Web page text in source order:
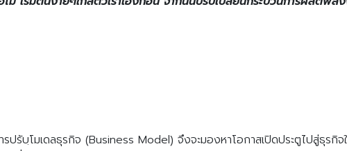
รปรับฺโมเดลธุรกิจ (Business Model) จึงจะมองหาโอกาสเปิดประตูไปสู่ธุร